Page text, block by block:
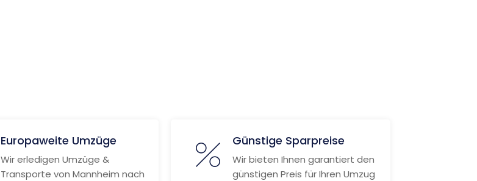
Europaweite Umzüge
Wir erledigen Umzüge &
Transporte von Mannheim nach
Günstige Sparpreise
Wir bieten Ihnen garantiert den
günstigen Preis für Ihren Umzug